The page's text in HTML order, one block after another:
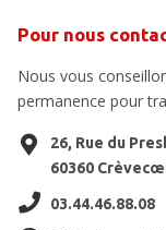
Pour nous
Nous vous
permanence pour
26, Rue du
60360
03.44.46.88.08